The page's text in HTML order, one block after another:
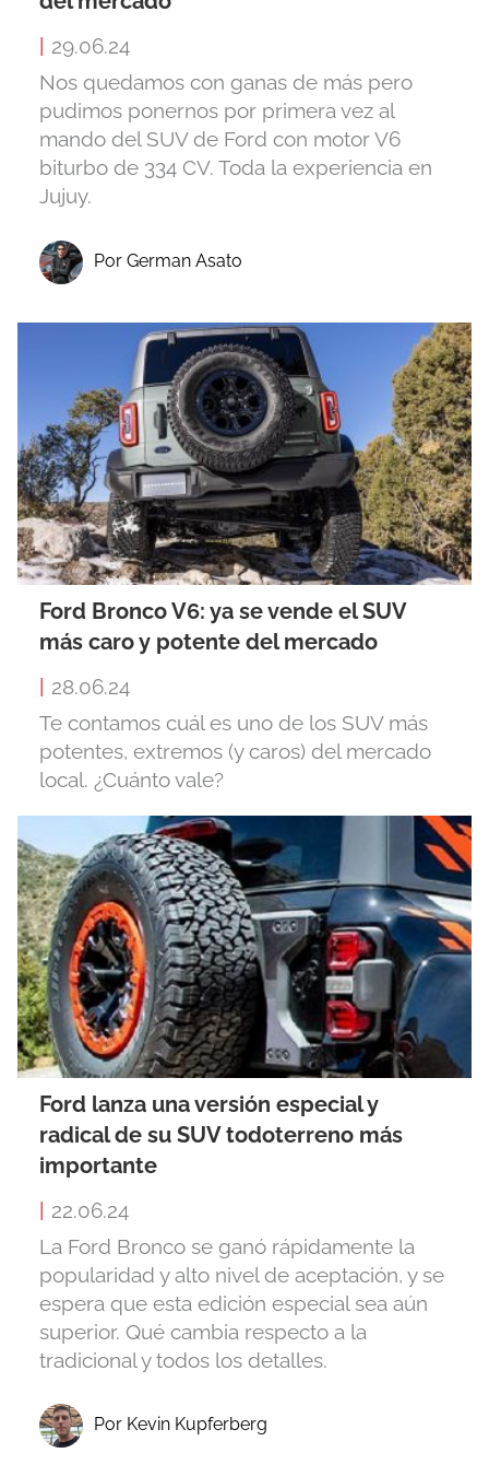
29.06.24
Nos quedamos con ganas de más pero
pudimos ponernos por primera vez al
mando del SUV de Ford con motor V6
biturbo de 334 CV. Toda la experiencia en
Jujuy.
Por German Asato
Ford Bronco V6: ya se vende el SUV
más caro y potente del mercado
28.06.24
Te contamos cuál es uno de los SUV más
potentes, extremos (y caros) del mercado
local. ¿Cuánto vale?
Ford lanza una versión especial y
radical de su SUV todoterreno más
importante
22.06.24
La Ford Bronco se ganó rápidamente la
popularidad y alto nivel de aceptación, y se
espera que esta edición especial sea aún
superior. Qué cambia respecto a la
tradicional y todos los detalles.
Por Kevin Kupferberg